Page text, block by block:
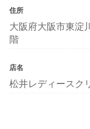
住所
大阪府大阪市東淀
階
店名
松井レディースク